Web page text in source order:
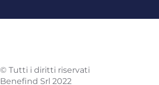
© Tutti i diritti riservati
Benefind Srl 2022